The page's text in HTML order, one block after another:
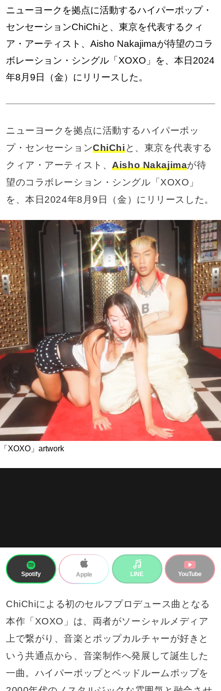
ニューヨークを拠点に活動するハイパーポップ・
センセーションChiChiと、東京を代表するクィ
ア・アーティスト、Aisho Nakajimaが待望のコラ
ボレーション・シングル「XOXO」を、本日2024
年8月9日（金）にリリースした。
ニューヨークを拠点に活動するハイパーポッ
プ・センセーションChiChiと、東京を代表する
クィア・アーティスト、Aisho Nakajimaが待
望のコラボレーション・シングル「XOXO」
を、本日2024年8月9日（金）にリリースした。
「XOXO」artwork
Spotify Apple LINE YouTube
ChiChiによる初のセルフプロデュース曲となる
本作「XOXO」は、両者がソーシャルメディア
上で繋がり、音楽とポップカルチャーが好きと
いう共通点から、音楽制作へ発展して誕生した
一曲。ハイパーポップとベッドルームポップを